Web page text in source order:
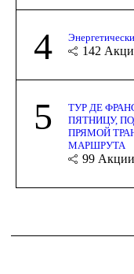
4 142
5
ТУР ДЕ
ПЯТНИЦУ,
ПРЯМОЙ
МАРШРУТА
99 Акции